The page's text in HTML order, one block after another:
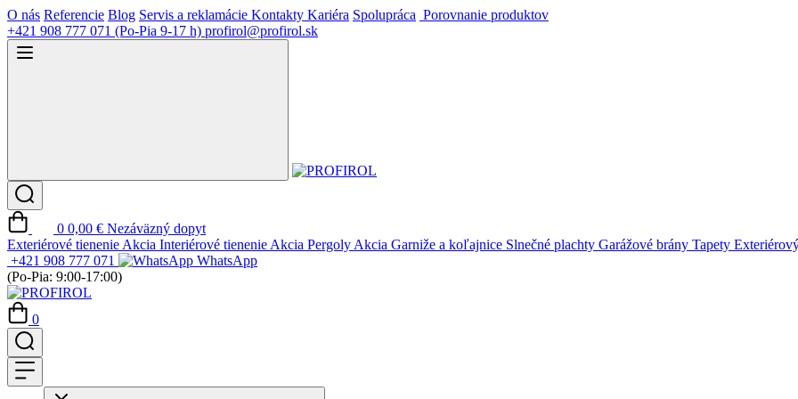
O nás Referencie Blog Servis a reklamácie Kontakty Kariéra Spolupráca Porovnanie produktov
+421 908 777 071 (Po-Pia 9-17 h) profirol@profirol.sk
0 0,00 € Nezáväzný dopyt
Exteriérové tienenie Akcia Interiérové tienenie Akcia Pergoly Akcia Garniže a koľajnice Slnečné plachty Garážové brány Tapety
+421 908 777 071
WhatsApp
(Po-Pia: 9:00-17:00)
0